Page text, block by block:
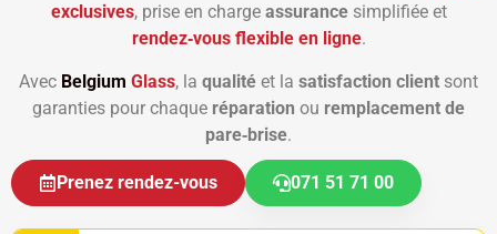
exclusives, prise en charge assurancesimplifiée et
rendez‑vous flexible en ligne.
Avec Belgium Glass, la qualité et la satisfaction client sont
garanties pour chaque réparation ou remplacement de
pare‑brise.
Prenez rendez-vous 071 51 71 00